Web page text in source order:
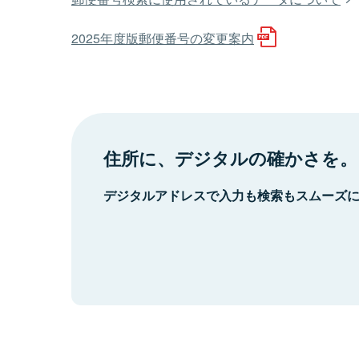
2025年度版郵便番号の変更案内
住所に、デジタルの確かさを。
デジタルアドレスで入力も検索もスムーズ